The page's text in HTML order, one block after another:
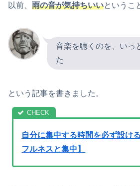
以前、 雨の音が気持ちいいというこ
音楽を聴くのを、いっ
た
という記事を書きました。
自分に集中する時間を必ず設け
フルネスと集中】